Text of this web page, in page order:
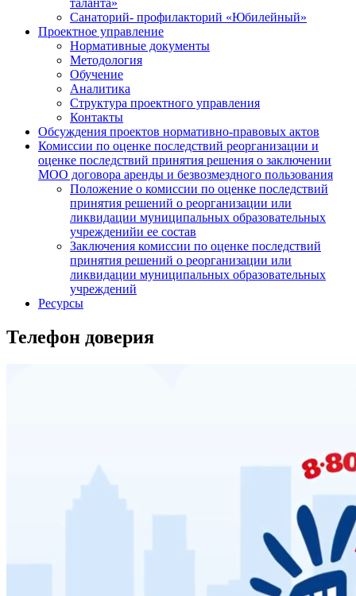
таланта»
Санаторий- профилакторий «Юбилейный»
Проектное управление
Нормативные документы
Методология
Обучение
Аналитика
Структура проектного управления
Контакты
Обсуждения проектов нормативно-правовых актов
Комиссии по оценке последствий реорганизации и
оценке последствий принятия решения о заключении
МОО договора аренды и безвозмездного пользования
Положение о комиссии по оценке последствий
принятия решений о реорганизации или
ликвидации муниципальных образовательных
учрежденийи ее состав
Заключения комиссии по оценке последствий
принятия решений о реорганизации или
ликвидации муниципальных образовательных
учреждений
Ресурсы
Телефон доверия